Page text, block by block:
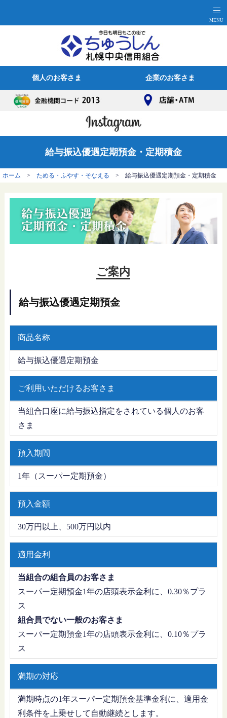
個人のお客さま 企業のお客さま
給与振込優遇定期預金・定期積金
ホーム > ためる・ふやす・そなえる > 給与振込優遇定期預金・定期積金
ご案内
給与振込優遇定期預金
商品名称
給与振込優遇定期預金
ご利用いただけるお客さま
当組合口座に給与振込指定をされている個人のお客
さま
預入期間
1年（スーパー定期預金）
預入金額
30万円以上、500万円以内
適用金利
当組合の組合員のお客さま
スーパー定期預金1年の店頭表示金利に、0.30％プラ
ス
組合員でない一般のお客さま
スーパー定期預金1年の店頭表示金利に、0.10％プラ
ス
満期の対応
満期時点の1年スーパー定期預金基準金利に、適用金
利条件を上乗せして自動継続とします。